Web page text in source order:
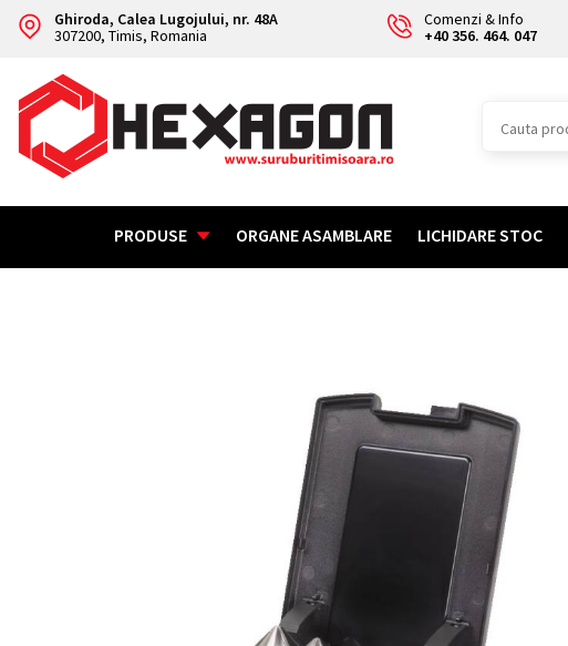
Ghiroda, Calea Lugojului, nr. 48A
307200, Timis, Romania
Comenzi & Info
+40 356. 464. 047
PRODUSE ORGANE ASAMBLARE LICHIDARE STOC